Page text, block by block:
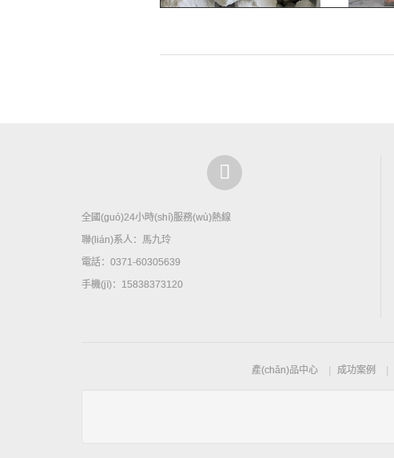
全國(guó)24小時(shí)服務(wù)熱線
聯(lián)系人：馬九玲
電話：0371-60305639
手機(jī)：15838373120
產(chǎn)品中心 成功案例